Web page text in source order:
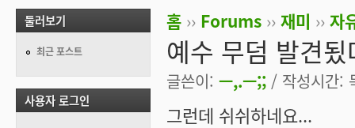
현재 위치
홈 ›› Forums ›› 재미 ›› 자
예수 무덤 발견
글쓴이: ㅡ,.ㅡ;; / 작성시간:
그런데 쉬쉬하네요...
둘러보기
최근 포스트
사용자 로그인